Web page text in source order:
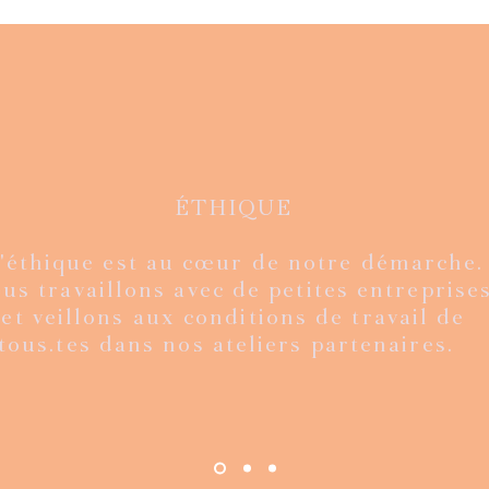
kantha
Aperçu rapide
Veste Rani - vintage kantha
fourure et bagru
Prix
180,00 €
Veste
limitée Aperçu rapide
Mexico velvet - édition limitée
Prix
160,00 €
ÉTHIQUE
est au cœur de notre démarche.
travaillons avec de petites
et veillons aux conditions de travail de
tous.tes dans nos ateliers partenaires.